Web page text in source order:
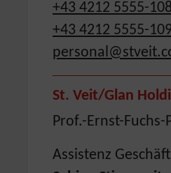
+43 4212 5555-108
+43 4212 5555-
St. Veit/Glan
Prof.-Ernst-Fuchs-
Assistenz